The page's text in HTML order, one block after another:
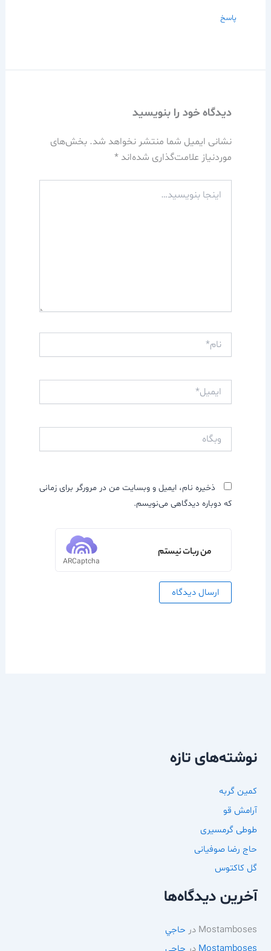
پاسخ
دیدگاه‌ خود را بنویسید
نشانی ایمیل شما منتشر نخواهد شد. بخش‌های
موردنیاز علامت‌گذاری شده‌اند *
بنویسید…
ذخیره نام، ایمیل و وبسایت من در مرورگر برای زمانی
که دوباره دیدگاهی می‌نویسم.
من ربات نیستم
ARCaptcha
نوشته‌های تازه
کمین گربه
آرامش قو
طوطی گرمسیری
حاج رضا صوفیانی
گل کاکتوس
آخرین دیدگاه‌ها
Mostamboses در حاجي